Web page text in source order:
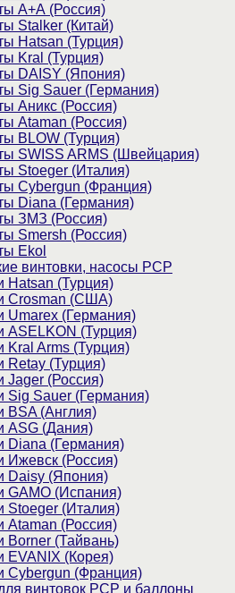
А+А (Россия)
Stalker (Китай)
Hatsan (Турция)
Kral (Турция)
DAISY (Япония)
Sig Sauer (Германия)
Аникс (Россия)
Ataman (Россия)
BLOW (Турция)
SWISS ARMS (Швейцария)
Stoeger (Италия)
Cybergun (Франция)
Diana (Германия)
ЗМЗ (Россия)
Smersh (Россия)
Ekol
винтовки, насосы PCP
Hatsan (Турция)
Crosman (США)
Umarex (Германия)
ASELKON (Турция)
Kral Arms (Турция)
Retay (Турция)
Jager (Россия)
Sig Sauer (Германия)
BSA (Англия)
ASG (Дания)
Diana (Германия)
Ижевск (Россия)
Daisy (Япония)
GAMO (Испания)
Stoeger (Италия)
Ataman (Россия)
Borner (Тайвань)
EVANIX (Корея)
Cybergun (Франция)
винтовок PCP и баллоны